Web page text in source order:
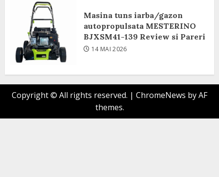
8 IUNIE 2026
Masina tuns iarba/gazon
autopropulsata MESTERINO
BJXSM41-139 Review si Pareri
14 MAI 2026
Copyright © All rights reserved. | ChromeNews by AF
themes.